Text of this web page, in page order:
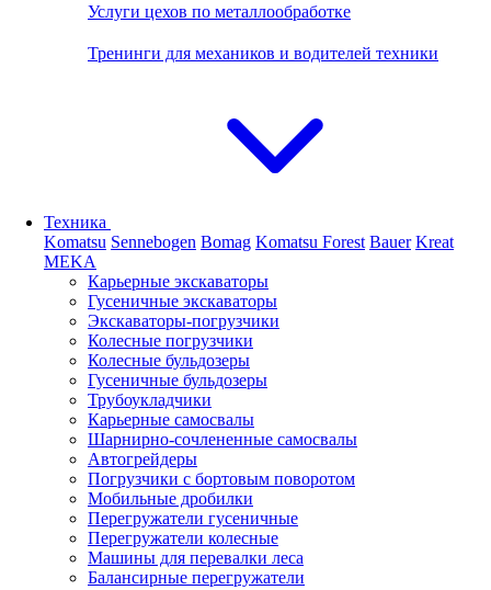
Услуги цехов по металлообработке
Тренинги для механиков и водителей техники
Техника
Komatsu Sennebogen Bomag Komatsu Forest Bauer Kreat
MEKA
Карьерные экскаваторы
Гусеничные экскаваторы
Экскаваторы-погрузчики
Колесные погрузчики
Колесные бульдозеры
Гусеничные бульдозеры
Трубоукладчики
Карьерные самосвалы
Шарнирно-сочлененные cамосвалы
Автогрейдеры
Погрузчики с бортовым поворотом
Мобильные дробилки
Перегружатели гусеничные
Перегружатели колесные
Машины для перевалки леса
Балансирные перегружатели